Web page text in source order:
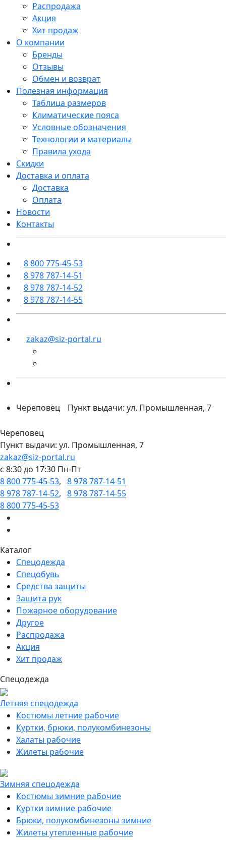
Распродажа
Акция
Хит продаж
О компании
Бренды
Отзывы
Обмен и возврат
Полезная информация
Таблица размеров
Климатические пояса
Условные обозначения
Технологии и материалы
Правила ухода
Скидки
Доставка и оплата
Доставка
Оплата
Новости
Контакты
8 800 775-45-53
8 978 787-14-51
8 978 787-14-52
8 978 787-14-55
zakaz@siz-portal.ru
Череповец Пункт выдачи: ул. Промышленная, 7
Череповец
Пункт выдачи: ул. Промышленная, 7
zakaz@siz-portal.ru
c 8:30 до 17:30 Пн-Пт
8 800 775-45-53, 8 978 787-14-51
8 978 787-14-52, 8 978 787-14-55
8 800 775-45-53
Каталог
Спецодежда
Спецобувь
Средства защиты
Защита рук
Пожарное оборудование
Другое
Распродажа
Акция
Хит продаж
Спецодежда
Летняя спецодежда
Костюмы летние рабочие
Куртки, брюки, полукомбинезоны
Халаты рабочие
Жилеты рабочие
Зимняя спецодежда
Костюмы зимние рабочие
Куртки зимние рабочие
Брюки, полукомбинезоны зимние
Жилеты утепленные рабочие